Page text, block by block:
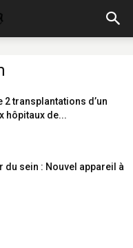
2 transplantations d’un
hôpitaux de...
du sein : Nouvel appareil à